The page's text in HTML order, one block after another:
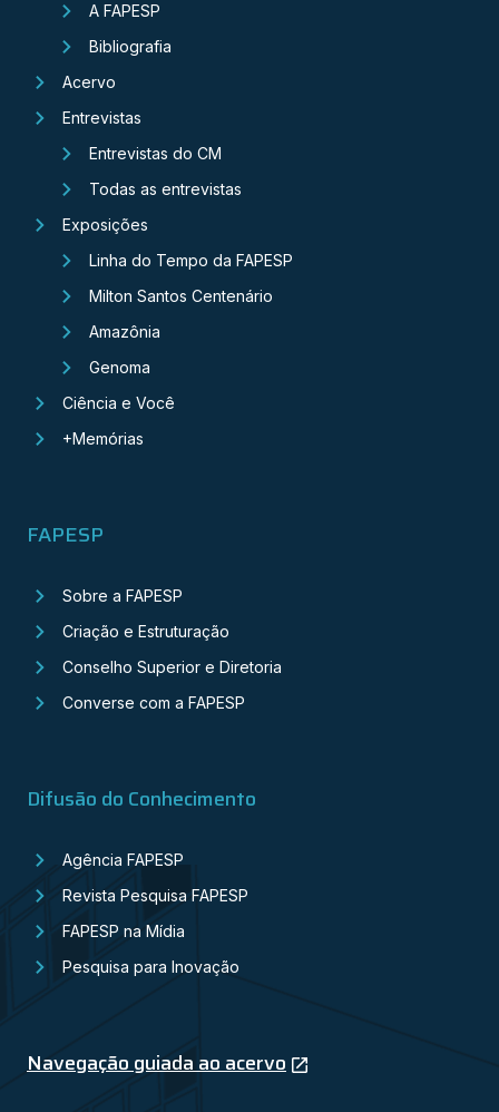
A FAPESP
Bibliografia
Acervo
Entrevistas
Entrevistas do CM
Todas as entrevistas
Exposições
Linha do Tempo da FAPESP
Milton Santos Centenário
Amazônia
Genoma
Ciência e Você
+Memórias
FAPESP
Sobre a FAPESP
Criação e Estruturação
Conselho Superior e Diretoria
Converse com a FAPESP
Difusão do Conhecimento
Agência FAPESP
Revista Pesquisa FAPESP
FAPESP na Mídia
Pesquisa para Inovação
Navegação guiada ao acervo